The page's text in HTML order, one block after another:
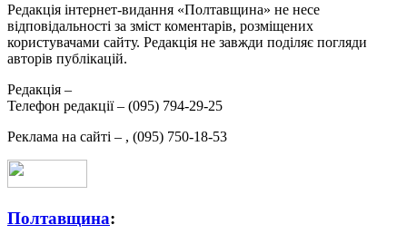
Редакція інтернет-видання «Полтавщина» не несе
відповідальності за зміст коментарів, розміщених
користувачами сайту. Редакція не завжди поділяє погляди
авторів публікацій.
Редакція –
Телефон редакції – (095) 794-29-25
Реклама на сайті – , (095) 750-18-53
Полтавщина: